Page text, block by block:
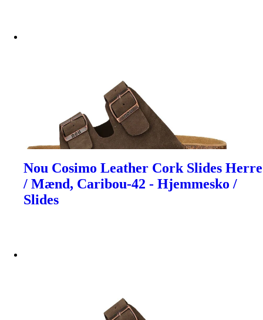
Nou Cosimo Leather Cork Slides Herre
/ Mænd, Caribou-42 - Hjemmesko /
Slides